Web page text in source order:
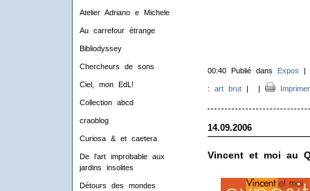
Atelier Adriano e Michele
Au carrefour étrange
Bibliodyssey
Chercheurs de sons
Ciel, mon EdL!
Collection abcd
craoblog
Curiosa & et caetera
De l'art improbable aux
jardins insolites
Détours des mondes
00:40 Publié dans Expos |
: art brut| | Imprimer
14.09.2006
Vincent et moi au